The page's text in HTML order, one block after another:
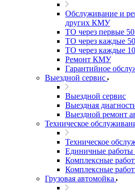
Обслуживание и
других КМУ
ТО через первые
ТО через каждые
ТО через каждые
Ремонт КМУ
Гарантийное
Выездной сервис
Выездной сервис
Выездная
Выездной ремонт
Техническое
Техническое
Единичные
Комплексные
Комплексные
Грузовая автомойка